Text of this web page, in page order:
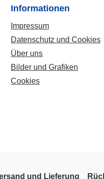
Informationen
Impressum
Datenschutz und Cookies
Über uns
Bilder und Grafiken
Cookies
und Lieferung